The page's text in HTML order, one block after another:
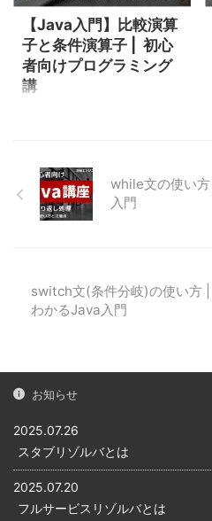
に表現する方法を提供しま
す。 ラムダ式は次のような構
文で記述します。 (型1 引数名
1, 型2 引数名2, ....) -> { ....ラ
ムダ式本体の処理.... } ラムダ
【Java入門】比較演算
子と条件演算子 | 初心
者向けプログラミング
講
演算子、デクリメント演算
子）について紹介しました。
本記事では、Javaの演算子
（比較演算子、条件演算子、
ときに使う演算子のことで
す。比較演算子で比較した結
しない場合は false（読み：フ
ォールス）を返します。 比較
次のようなものがあります。
比較演算子意 ...
while文の使い
入門
switch文(条件分岐)の使い方 |
わかるJava入門
お知らせ
2025.07.26
スタブリゾルバとは
2025.07.20
フルサービスリゾルバとは